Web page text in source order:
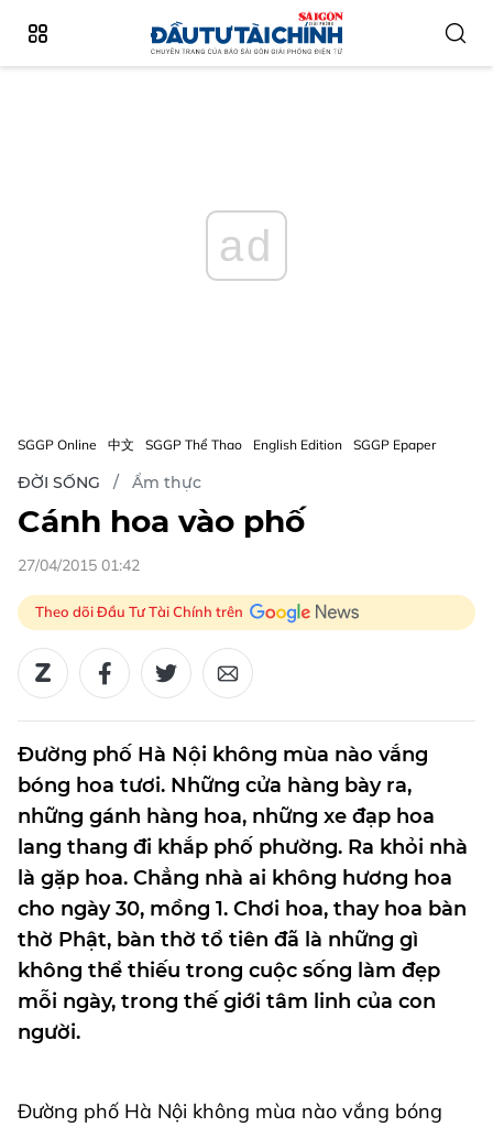
ad
SGGP Online 中文 SGGP Thể Thao English Edition SGGP Epaper
ĐỜI SỐNG Ẩm thực
Cánh hoa vào phố
27/04/2015 01:42
Theo dõi Đầu Tư Tài Chính trên
Đường phố Hà Nội không mùa nào vắng
bóng hoa tươi. Những cửa hàng bày ra,
những gánh hàng hoa, những xe đạp hoa
lang thang đi khắp phố phường. Ra khỏi nhà
là gặp hoa. Chẳng nhà ai không hương hoa
cho ngày 30, mồng 1. Chơi hoa, thay hoa bàn
thờ Phật, bàn thờ tổ tiên đã là những gì
không thể thiếu trong cuộc sống làm đẹp
mỗi ngày, trong thế giới tâm linh của con
người.
Đường phố Hà Nội không mùa nào vắng bóng